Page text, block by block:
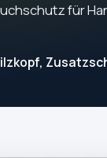
für